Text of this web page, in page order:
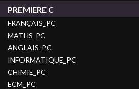
PREMIERE C
FRANÇAIS_PC
MATHS_PC
ANGLAIS_PC
INFORMATIQUE_PC
CHIMIE_PC
ECM_PC